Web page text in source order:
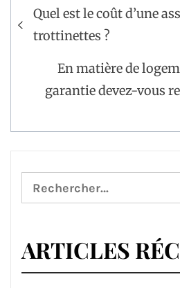
Navigation
de
Quel est le coût d’une
trottinettes ?
En matière de
garantie devez-vous
Rechercher :
ARTICLES